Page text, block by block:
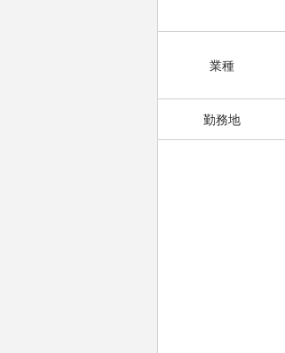
業種
勤務地